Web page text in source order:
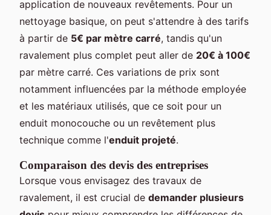
application de nouveaux revêtements. Pour un
nettoyage basique, on peut s'attendre à des tarifs
à partir de 5€ par mètre carré, tandis qu'un
ravalement plus complet peut aller de 20€ à 100€
par mètre carré. Ces variations de prix sont
notamment influencées par la méthode employée
et les matériaux utilisés, que ce soit pour un
enduit monocouche ou un revêtement plus
technique comme l'enduit projeté.
Comparaison des devis des entreprises
Lorsque vous envisagez des travaux de
ravalement, il est crucial de demander plusieurs